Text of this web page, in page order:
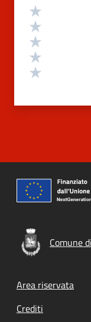
Valutazione
Comune
Footer
Area riservata
Crediti